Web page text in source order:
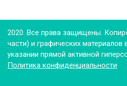
2020. Все права защищены.
части) и графических
указании прямой активной
Политика конфиденциальности